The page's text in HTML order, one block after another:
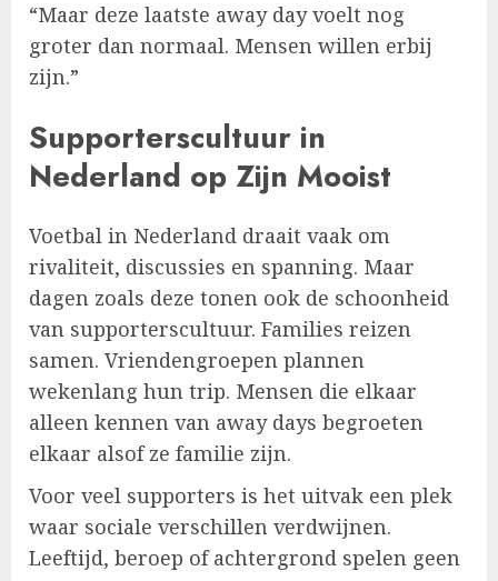
“Maar deze laatste away day voelt nog
groter dan normaal. Mensen willen erbij
zijn.”
Supporterscultuur in
Nederland op Zijn Mooist
Voetbal in Nederland draait vaak om
rivaliteit, discussies en spanning. Maar
dagen zoals deze tonen ook de schoonheid
van supporterscultuur. Families reizen
samen. Vriendengroepen plannen
wekenlang hun trip. Mensen die elkaar
alleen kennen van away days begroeten
elkaar alsof ze familie zijn.
Voor veel supporters is het uitvak een plek
waar sociale verschillen verdwijnen.
Leeftijd, beroep of achtergrond spelen geen